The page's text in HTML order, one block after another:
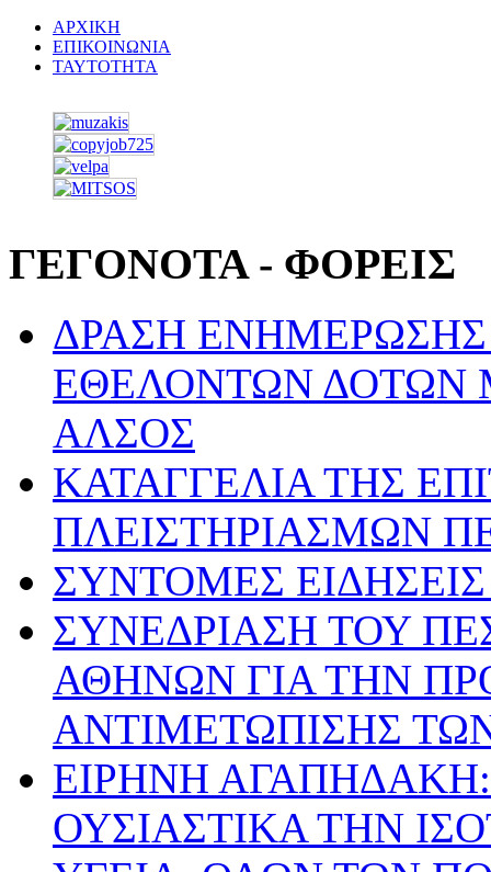
ΑΡΧΙΚΗ
ΕΠΙΚΟΙΝΩΝΙΑ
ΤΑΥΤΟΤΗΤΑ
ΓΕΓΟΝΟΤΑ - ΦΟΡΕΙΣ
ΔΡΑΣΗ ΕΝΗΜΕΡΩΣΗΣ
ΕΘΕΛΟΝΤΩΝ ΔΟΤΩΝ
ΑΛΣΟΣ
ΚΑΤΑΓΓΕΛΙΑ ΤΗΣ
ΠΛΕΙΣΤΗΡΙΑΣΜΩΝ
ΣΥΝΤΟΜΕΣ ΕΙΔΗΣΕΙΣ
ΣΥΝΕΔΡΙΑΣΗ ΤΟΥ
ΑΘΗΝΩΝ ΓΙΑ ΤΗΝ
ΑΝΤΙΜΕΤΩΠΙΣΗΣ
ΕΙΡΗΝΗ ΑΓΑΠΗΔΑΚΗ:
ΟΥΣΙΑΣΤΙΚΑ ΤΗΝ